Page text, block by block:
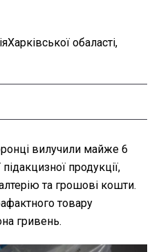
обаласті,
вилучили майже 6
продукції,
та грошові кошти.
товару
гривень.